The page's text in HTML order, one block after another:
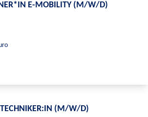
E-MOBILITY (M/W/D)
(M/W/D)